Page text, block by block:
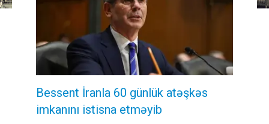
Bessent İranla 60 günlük atəşkəs
imkanını istisna etməyib